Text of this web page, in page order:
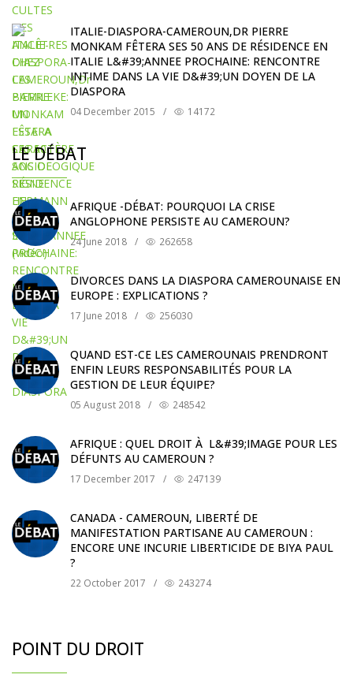
ITALIE-DIASPORA-CAMEROUN,DR PIERRE
MONKAM FÊTERA SES 50 ANS DE RÉSIDENCE EN
ITALIE L&#39;ANNEE PROCHAINE: RENCONTRE
INTIME DANS LA VIE D&#39;UN DOYEN DE LA
DIASPORA
04 December 2015 / 14172
LE DÉBAT
AFRIQUE -DÉBAT: POURQUOI LA CRISE
ANGLOPHONE PERSISTE AU CAMEROUN?
24 June 2018 / 262658
DIVORCES DANS LA DIASPORA CAMEROUNAISE EN
EUROPE : EXPLICATIONS ?
17 June 2018 / 256030
QUAND EST-CE LES CAMEROUNAIS PRENDRONT
ENFIN LEURS RESPONSABILITÉS POUR LA
GESTION DE LEUR ÉQUIPE?
05 August 2018 / 248542
AFRIQUE : QUEL DROIT À L&#39;IMAGE POUR LES
DÉFUNTS AU CAMEROUN ?
17 December 2017 / 247139
CANADA - CAMEROUN, LIBERTÉ DE
MANIFESTATION PARTISANE AU CAMEROUN :
ENCORE UNE INCURIE LIBERTICIDE DE BIYA PAUL
?
22 October 2017 / 243274
POINT DU DROIT